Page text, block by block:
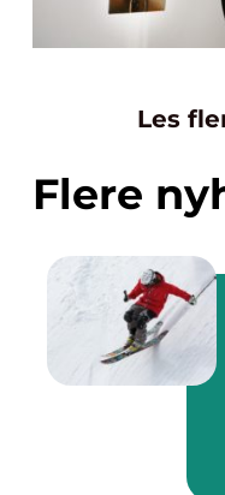
Les
Flere